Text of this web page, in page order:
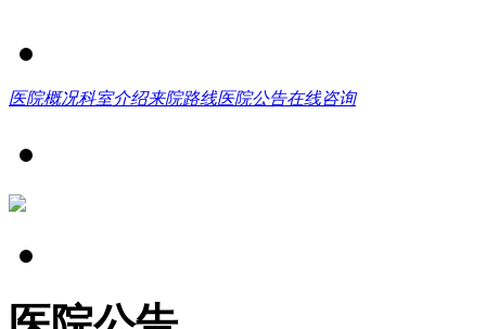
医院概况科室介绍来院路线医院公告在线咨询